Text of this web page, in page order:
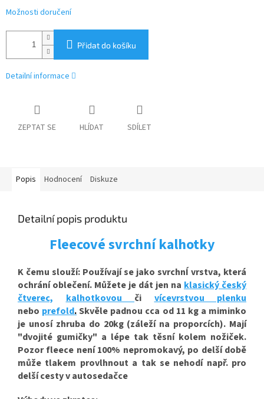
Možnosti doručení
Přidat do košíku
Detailní informace
ZEPTAT SE HLÍDAT SDÍLET
Popis Hodnocení Diskuze
Detailní popis produktu
Fleecové svrchní kalhotky
K čemu slouží: Používají se jako svrchnÍ vrstva, která
ochrání oblečení. Můžete je dát jen na klasický český
čtverec,
kalhotkovou či vícevrstvou plenku
nebo prefold.Skvěle padnou cca od 11 kg a miminko
je unosí zhruba do 20kg (záleží na proporcích). Mají
"dvojité gumičky" a lépe tak těsní kolem nožiček.
Pozor fleece není 100% nepromokavý, po delší době
může tlakem provlhnout a tak se nehodí např. pro
delší cesty v autosedačce